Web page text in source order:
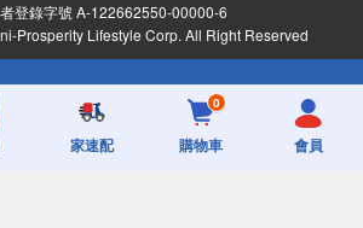
登錄字號 A-122662550-00000-6
Prosperity Lifestyle Corp. All Right Reserved
家速配
0
購物車 會員